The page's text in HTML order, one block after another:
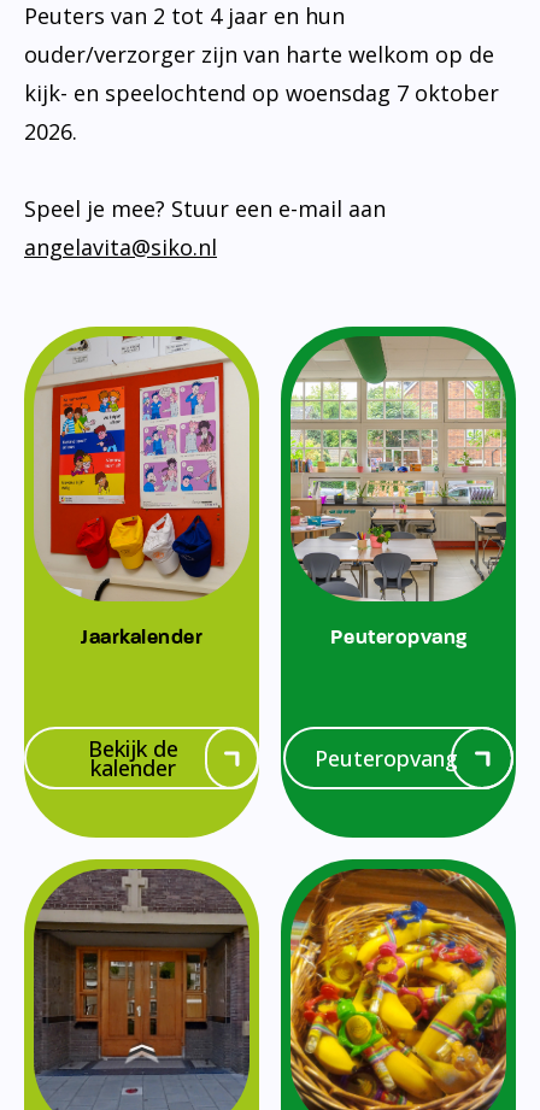
Peuters van 2 tot 4 jaar en hun
ouder/verzorger zijn van harte welkom op de
kijk- en speelochtend op woensdag 7 oktober
2026.
Speel je mee? Stuur een e-mail aan
angelavita@siko.nl
Jaarkalender
Bekijk de
kalender
Peuteropvang
Peuteropvang